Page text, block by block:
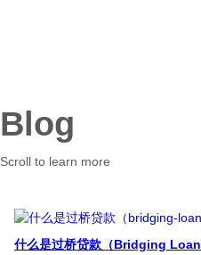
Blog
Scroll to learn more
什么是过桥贷款（Bridging Loan